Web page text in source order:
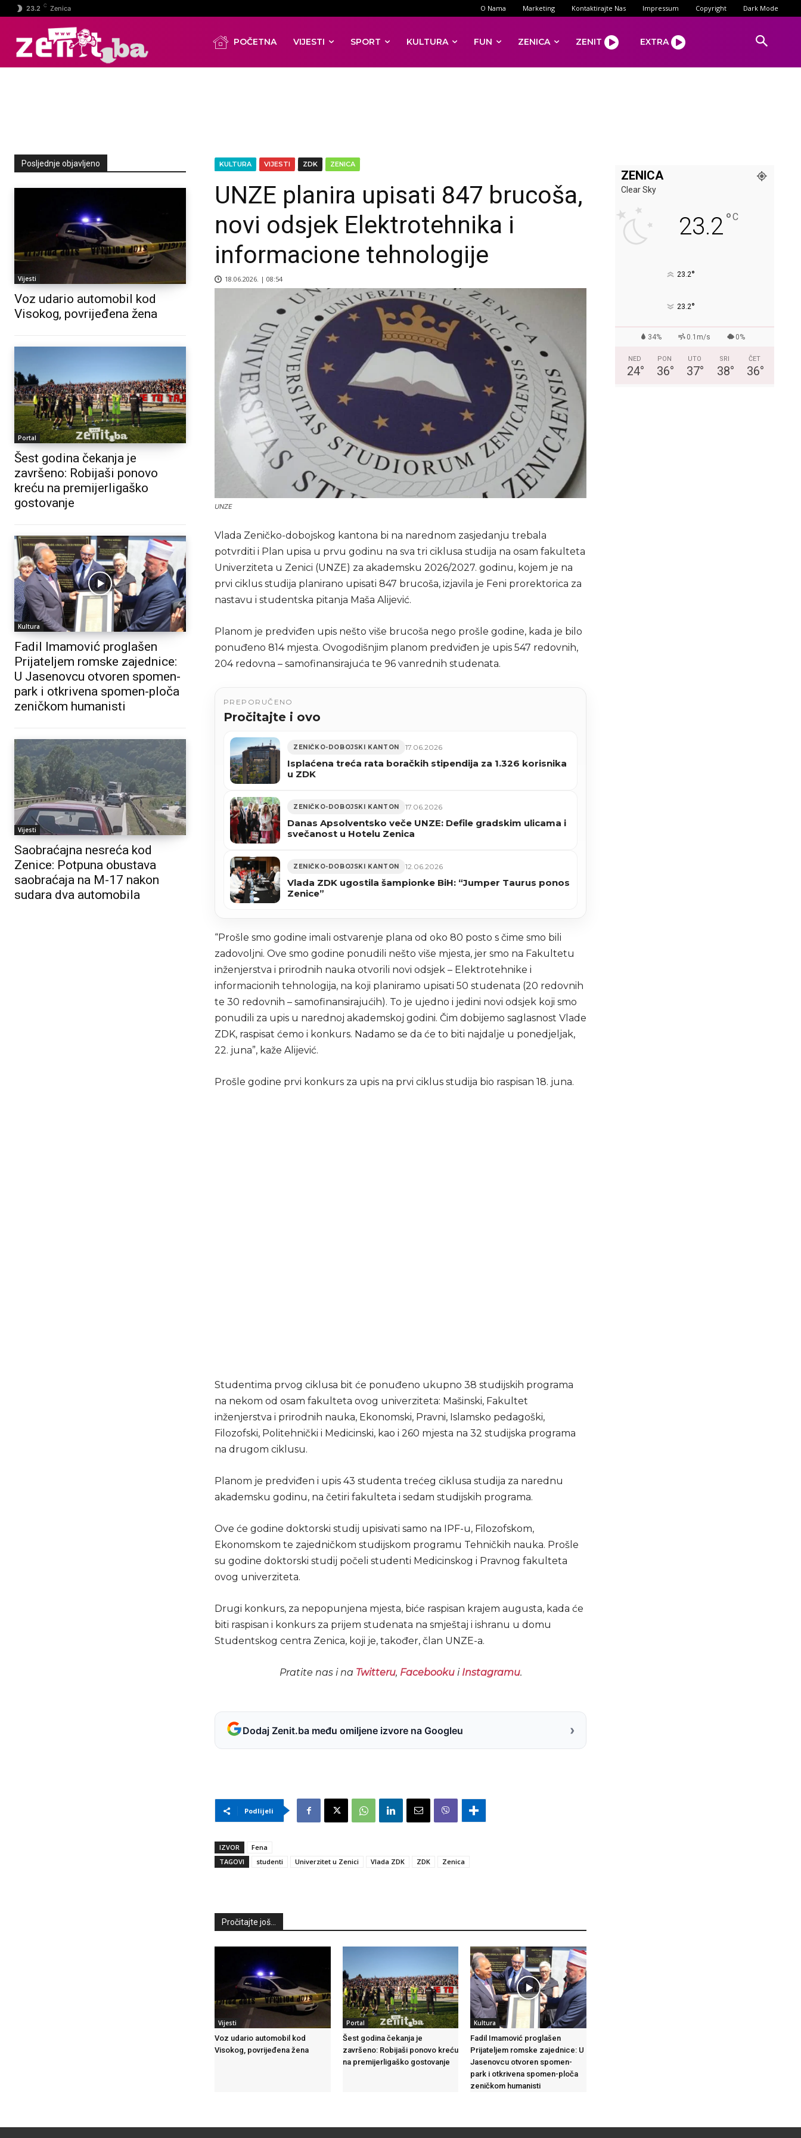
23.2 C Zenica O Nama Marketing Kontaktirajte Nas Impressum Copyright Dark Mode
POČETNA VIJESTI SPORT KULTURA FUN ZENICA ZENIT EXTRA
Posljednje objavljeno
Vijesti
Voz udario automobil kod
Visokog, povrijeđena žena
Portal
Šest godina čekanja je
završeno: Robijaši ponovo
kreću na premijerligaško
gostovanje
Kultura
Fadil Imamović proglašen
Prijateljem romske zajednice:
U Jasenovcu otvoren spomen-
park i otkrivena spomen-ploča
zeničkom humanisti
Vijesti
Saobraćajna nesreća kod
Zenice: Potpuna obustava
saobraćaja na M-17 nakon
sudara dva automobila
KULTURA VIJESTI ZDK ZENICA
UNZE planira upisati 847 brucoša,
novi odsjek Elektrotehnika i
informacione tehnologije
18.06.2026. | 08:54
UNZE
Vlada Zeničko-dobojskog kantona bi na narednom zasjedanju trebala
potvrditi i Plan upisa u prvu godinu na sva tri ciklusa studija na osam fakulteta
Univerziteta u Zenici (UNZE) za akademsku 2026/2027. godinu, kojem je na
prvi ciklus studija planirano upisati 847 brucoša, izjavila je Feni prorektorica za
nastavu i studentska pitanja Maša Alijević.
Planom je predviđen upis nešto više brucoša nego prošle godine, kada je bilo
ponuđeno 814 mjesta. Ovogodišnjim planom predviđen je upis 547 redovnih,
204 redovna – samofinansirajuća te 96 vanrednih studenata.
PREPORUČENO
Pročitajte i ovo
ZENIČKO-DOBOJSKI KANTON 17.06.2026
Isplaćena treća rata boračkih stipendija za 1.326 korisnika
u ZDK
ZENIČKO-DOBOJSKI KANTON 17.06.2026
Danas Apsolventsko veče UNZE: Defile gradskim ulicama i
svečanost u Hotelu Zenica
ZENIČKO-DOBOJSKI KANTON 12.06.2026
Vlada ZDK ugostila šampionke BiH: “Jumper Taurus ponos
Zenice”
“Prošle smo godine imali ostvarenje plana od oko 80 posto s čime smo bili
zadovoljni. Ove smo godine ponudili nešto više mjesta, jer smo na Fakultetu
inženjerstva i prirodnih nauka otvorili novi odsjek – Elektrotehnike i
informacionih tehnologija, na koji planiramo upisati 50 studenata (20 redovnih
te 30 redovnih – samofinansirajućih). To je ujedno i jedini novi odsjek koji smo
ponudili za upis u narednoj akademskoj godini. Čim dobijemo saglasnost Vlade
ZDK, raspisat ćemo i konkurs. Nadamo se da će to biti najdalje u ponedjeljak,
22. juna”, kaže Alijević.
Prošle godine prvi konkurs za upis na prvi ciklus studija bio raspisan 18. juna.
Studentima prvog ciklusa bit će ponuđeno ukupno 38 studijskih programa
na nekom od osam fakulteta ovog univerziteta: Mašinski, Fakultet
inženjerstva i prirodnih nauka, Ekonomski, Pravni, Islamsko pedagoški,
Filozofski, Politehnički i Medicinski, kao i 260 mjesta na 32 studijska programa
na drugom ciklusu.
Planom je predviđen i upis 43 studenta trećeg ciklusa studija za narednu
akademsku godinu, na četiri fakulteta i sedam studijskih programa.
Ove će godine doktorski studij upisivati samo na IPF-u, Filozofskom,
Ekonomskom te zajedničkom studijskom programu Tehničkih nauka. Prošle
su godine doktorski studij počeli studenti Medicinskog i Pravnog fakulteta
ovog univerziteta.
Drugi konkurs, za nepopunjena mjesta, biće raspisan krajem augusta, kada će
biti raspisan i konkurs za prijem studenata na smještaj i ishranu u domu
Studentskog centra Zenica, koji je, također, član UNZE-a.
Pratite nas i na Twitteru, Facebookui Instagramu.
Dodaj Zenit.ba među omiljene izvore na Googleu ›
Podlijeli
IZVOR
Fena
TAGOVI
studenti Univerzitet u Zenici Vlada ZDK ZDK Zenica
Pročitajte još...
Vijesti
Voz udario automobil kod
Visokog, povrijeđena žena
Portal
Šest godina čekanja je
završeno: Robijaši ponovo kreću
na premijerligaško gostovanje
Kultura
Fadil Imamović proglašen
Prijateljem romske zajednice: U
Jasenovcu otvoren spomen-
park i otkrivena spomen-ploča
zeničkom humanisti
ZENICA
Clear Sky
23.2°C
23.2°
23.2°
34% 0.1m/s 0%
NED
24°
PON
36°
UTO
37°
SRI
38°
ČET
36°